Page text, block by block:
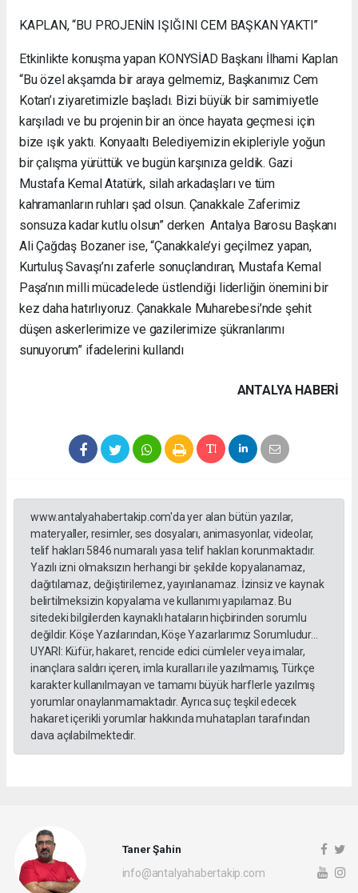
KAPLAN, “BU PROJENİN IŞIĞINI CEM BAŞKAN YAKTI”
Etkinlikte konuşma yapan KONYSİAD Başkanı İlhami Kaplan
“Bu özel akşamda bir araya gelmemiz, Başkanımız Cem
Kotan’ı ziyaretimizle başladı. Bizi büyük bir samimiyetle
karşıladı ve bu projenin bir an önce hayata geçmesi için
bize ışık yaktı. Konyaaltı Belediyemizin ekipleriyle yoğun
bir çalışma yürüttük ve bugün karşınıza geldik. Gazi
Mustafa Kemal Atatürk, silah arkadaşları ve tüm
kahramanların ruhları şad olsun. Çanakkale Zaferimiz
sonsuza kadar kutlu olsun” derken Antalya Barosu Başkanı
Ali Çağdaş Bozaner ise, “Çanakkale’yi geçilmez yapan,
Kurtuluş Savaşı’nı zaferle sonuçlandıran, Mustafa Kemal
Paşa’nın milli mücadelede üstlendiği liderliğin önemini bir
kez daha hatırlıyoruz. Çanakkale Muharebesi’nde şehit
düşen askerlerimize ve gazilerimize şükranlarımı
sunuyorum” ifadelerini kullandı
ANTALYA HABERİ
www.antalyahabertakip.com'da yer alan bütün yazılar,
materyaller, resimler, ses dosyaları, animasyonlar, videolar,
telif hakları 5846 numaralı yasa telif hakları korunmaktadır.
Yazılı izni olmaksızın herhangi bir şekilde kopyalanamaz,
dağıtılamaz, değiştirilemez, yayınlanamaz. İzinsiz ve kaynak
belirtilmeksizin kopyalama ve kullanımı yapılamaz. Bu
sitedeki bilgilerden kaynaklı hataların hiçbirinden sorumlu
değildir. Köşe Yazılarından, Köşe Yazarlarımız Sorumludur...
UYARI: Küfür, hakaret, rencide edici cümleler veya imalar,
inançlara saldırı içeren, imla kuralları ile yazılmamış, Türkçe
karakter kullanılmayan ve tamamı büyük harflerle yazılmış
yorumlar onaylanmamaktadır. Ayrıca suç teşkil edecek
hakaret içerikli yorumlar hakkında muhatapları tarafından
dava açılabilmektedir.
Taner Şahin
info@antalyahabertakip.com